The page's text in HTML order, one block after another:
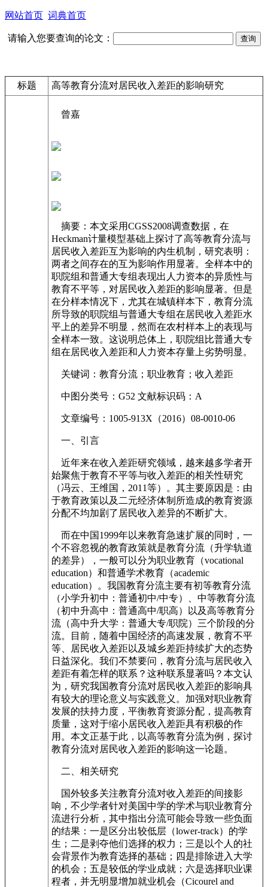
网站首页 词典首页
请输入您要查询的论文：
标题 高等教育分流对居民收入差距的影响研究
曾嘉
摘要：本文采用CGSS2008调查数据，在
Heckman计量模型基础上探讨了高等教育分流与
居民收入差距互为影响的内生机制，研究表明：
两者之间存在的互为影响作用显著。全样本中的
职院组和普通大专组表现出人力资本的异质性与
教育不平等，对居民收入差距的影响显著。但是
在分样本情况下，尤其在城镇样本下，教育分流
所导致的职院组与普通大专组在居民收入差距水
平上的差异不明显，然而在农村样本上的表现与
全样本一致。这说明总体上，职院组比普通大专
组在居民收入差距和人力资本存量上劣势明显。
关键词：教育分流；职业教育；收入差距
中图分类号：G52 文献标识码：A
文章编号：1005-913X（2016）08-0010-06
一、引言
近年来在收入差距研究领域，越来越多学者开
始聚焦于教育不平等与收入差距的相关性研究
（冯云、王维国，2011等）。其主要原因是：由
于教育政策以及二元经济体制所造成的教育资源
分配不均加剧了居民收入差异的不断扩大。
而在中国1999年以来教育急速扩展的同时，一
个不容忽视的教育政策就是教育分流（升学轨道
的差异），一般可以分为职业教育（vocational
education）和普通学术教育（academic
education）。我国教育分流主要有初等教育分流
（小学升初中：普通初中/中专）、中等教育分流
（初中升高中：普通高中/职高）以及高等教育分
流（高中升大学：普通大专/职院）三个阶段的分
流。目前，随着中国经济的高速发展，教育不平
等、居民收入差距以及城乡差距持续扩大的态势
日益深化。我们不禁要问，教育分流与居民收入
差距有着怎样的联系？这种联系显著吗？本文认
为，研究我国教育分流对居民收入差距的影响具
有较大的理论意义与实践意义。加强对职业教育
发展的扶持力度，平衡教育资源分配，提高教育
质量，这对于缩小居民收入差距具有积极的作
用。本文正基于此，以高等教育分流为例，探讨
教育分流对居民收入差距的影响这一论题。
二、相关研究
国外较多关注教育分流对收入差距的间接影
响，不少学者针对美国中学的学术与职业教育分
流进行分析，其中指出分流可能会导致一些负面
的结果：一是区分出较低层（lower-track）的学
生；二是剥夺他们选择的权力；三是以个人的社
会背景作为教育选择的基础；四是排除进入大学
的机会；五是较低的学业成就；六是选择职业课
程者，并无明显增加就业机会（Cicourel and